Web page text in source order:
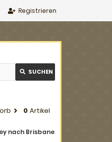
Registrieren
SUCHEN
0 Artikel
nach Brisbane